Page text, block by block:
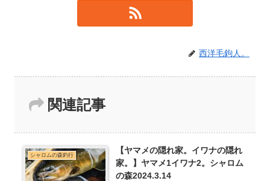
西洋毛鉤人。
関連記事
シャロムの森釣行
【ヤマメの隠れ家。イワナの隠れ
家。】ヤマメ1イワナ2。シャロム
の森2024.3.14